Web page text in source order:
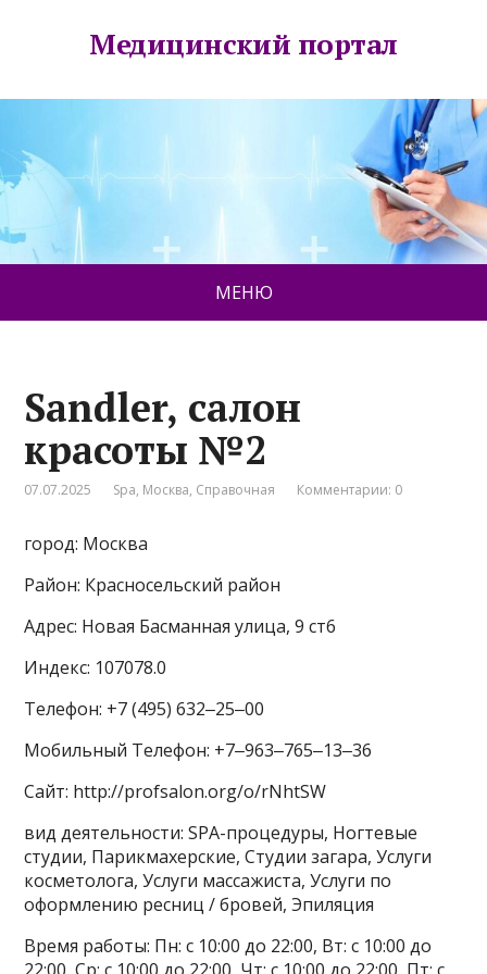
Медицинский портал
МЕНЮ
Sandler, салон
красоты №2
07.07.2025 Spa, Москва, Справочная Комментарии: 0
город: Москва
Район: Красносельский район
Адрес: Новая Басманная улица, 9 ст6
Индекс: 107078.0
Телефон: +7 (495) 632‒25‒00
Мобильный Телефон: +7‒963‒765‒13‒36
Сайт: http://profsalon.org/o/rNhtSW
вид деятельности: SPA-процедуры, Ногтевые
студии, Парикмахерские, Студии загара, Услуги
косметолога, Услуги массажиста, Услуги по
оформлению ресниц / бровей, Эпиляция
Время работы: Пн: с 10:00 до 22:00, Вт: с 10:00 до